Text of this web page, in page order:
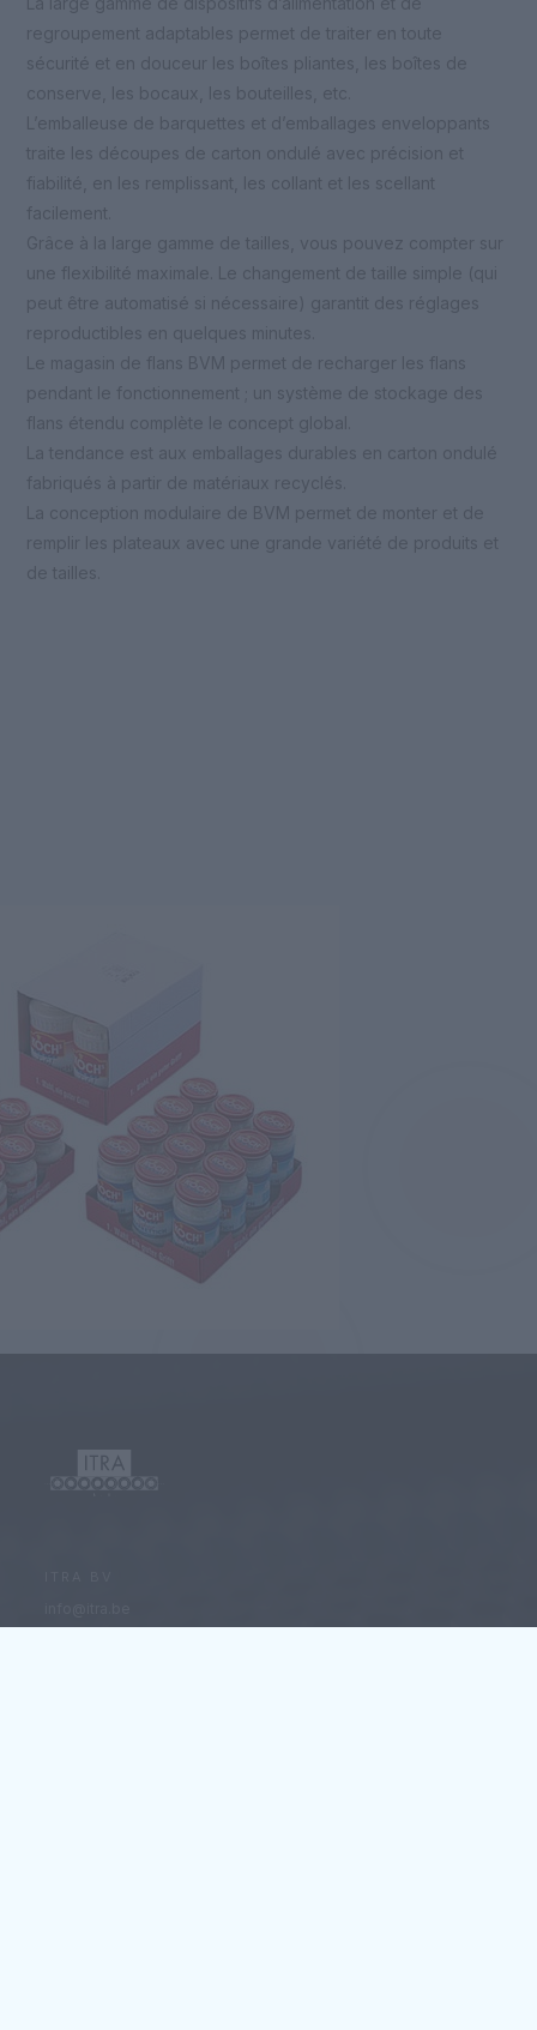
regroupement adaptables permet de traiter en toute
sécurité et en douceur les boîtes pliantes, les boîtes de
conserve, les bocaux, les bouteilles, etc.
L’emballeuse de barquettes et d’emballages enveloppants
traite les découpes de carton ondulé avec précision et
fiabilité, en les remplissant, les collant et les scellant
facilement.
Grâce à la large gamme de tailles, vous pouvez compter sur
une flexibilité maximale. Le changement de taille simple (qui
peut être automatisé si nécessaire) garantit des réglages
reproductibles en quelques minutes.
Le magasin de flans BVM permet de recharger les flans
pendant le fonctionnement ; un système de stockage des
flans étendu complète le concept global.
La tendance est aux emballages durables en carton ondulé
fabriqués à partir de matériaux recyclés.
La conception modulaire de BVM permet de monter et de
remplir les plateaux avec une grande variété de produits et
de tailles.